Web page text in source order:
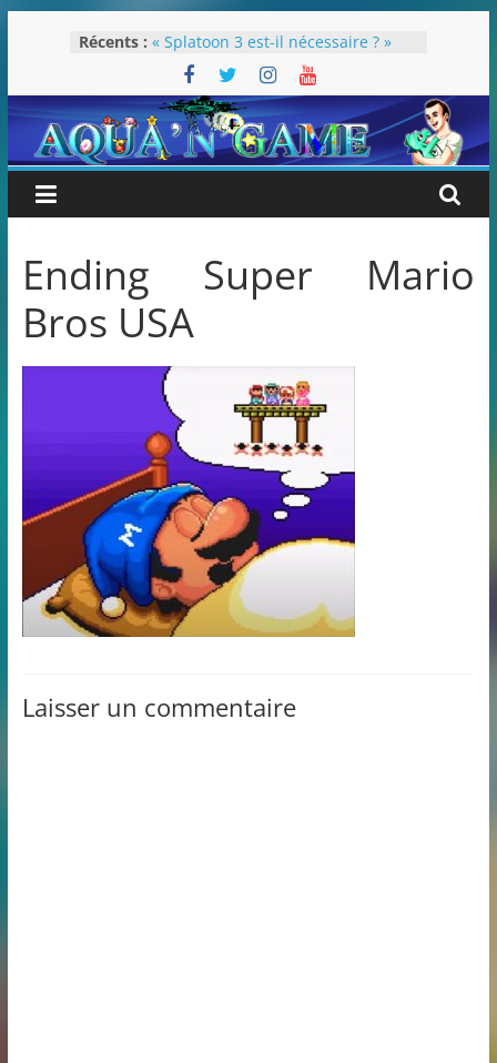
Récents : « Splatoon 3 est-il nécessaire ? »
« Dans les coulisses des JV Harry
Potter »
Pokémon Écarlate : ceci est une
révolution (ou pas) !
Attentes 2023
Rétrospective 2022
Ending Super Mario
Bros USA
Laisser un commentaire